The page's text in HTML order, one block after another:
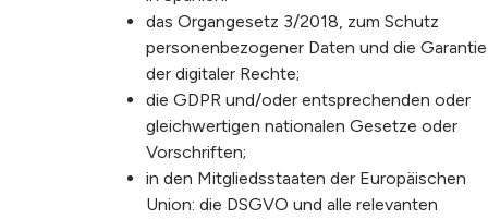
das Organgesetz 3/2018, zum Schutz
personenbezogener Daten und die Garantie
der digitaler Rechte;
die GDPR und/oder entsprechenden oder
gleichwertigen nationalen Gesetze oder
Vorschriften;
in den Mitgliedsstaaten der Europäischen
Union: die DSGVO und alle relevanten